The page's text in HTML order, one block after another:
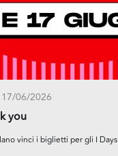
06/2026
you
vinci i biglietti per gli I Days